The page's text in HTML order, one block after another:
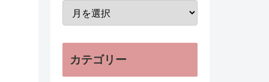
カテゴリー